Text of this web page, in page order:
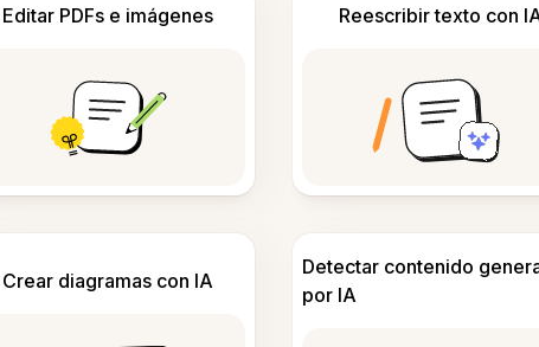
Editar PDFs e imágenes Reescribir texto con
Crear diagramas con IA
Detectar contenido
por IA